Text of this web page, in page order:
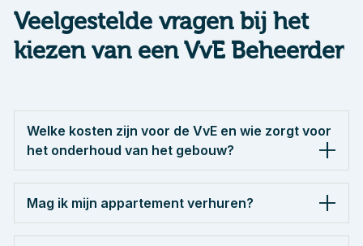
Veelgestelde vragen bij het
kiezen van een VvE Beheerder
Welke kosten zijn voor de VvE en wie zorgt voor
het onderhoud van het gebouw?
Mag ik mijn appartement verhuren?